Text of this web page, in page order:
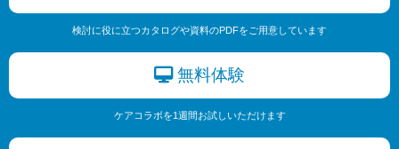
検討に役に立つカタログや資料のPDFをご用意しています
無料体験
ケアコラボを1週間お試しいただけます